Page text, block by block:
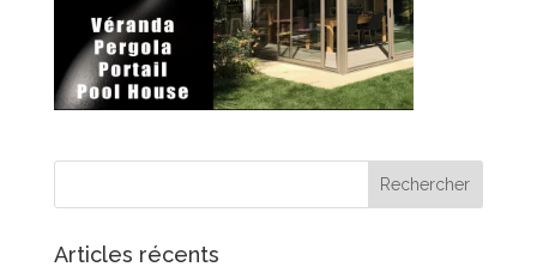
Articles récents